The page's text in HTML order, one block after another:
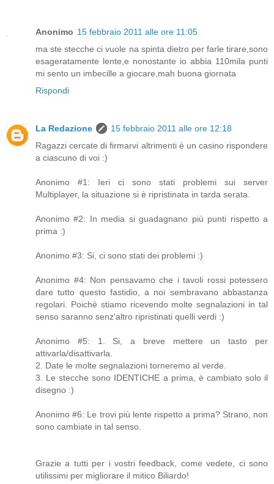
Anonimo 15 febbraio 2011 alle ore 11:05
ma ste stecche ci vuole na spinta dietro per farle tirare,sono
esageratamente lente,e nonostante io abbia 110mila punti
mi sento un imbecille a giocare,mah buona giornata
Rispondi
La Redazione
15 febbraio 2011 alle ore 12:18
Ragazzi cercate di firmarvi altrimenti è un casino rispondere
a ciascuno di voi :)
Anonimo #1: Ieri ci sono stati problemi sui server
Multiplayer, la situazione si è ripristinata in tarda serata.
Anonimo #2: In media si guadagnano più punti rispetto a
prima :)
Anonimo #3: Si, ci sono stati dei problemi :)
Anonimo #4: Non pensavamo che i tavoli rossi potessero
dare tutto questo fastidio, a noi sembravano abbastanza
regolari. Poichè stiamo ricevendo molte segnalazioni in tal
senso saranno senz'altro ripristinati quelli verdi :)
Anonimo #5: 1. Si, a breve mettere un tasto per
attivarla/disattivarla.
2. Date le molte segnalazioni torneremo al verde.
3. Le stecche sono IDENTICHE a prima, è cambiato solo il
disegno :)
Anonimo #6: Le trovi più lente rispetto a prima? Strano, non
sono cambiate in tal senso.
Grazie a tutti per i vostri feedback, come vedete, ci sono
utilissimi per migliorare il mitico Biliardo!